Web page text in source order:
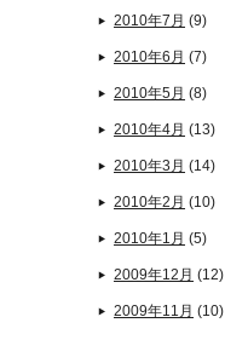
2010年7月 (9)
2010年6月 (7)
2010年5月 (8)
2010年4月 (13)
2010年3月 (14)
2010年2月 (10)
2010年1月 (5)
2009年12月 (12)
2009年11月 (10)